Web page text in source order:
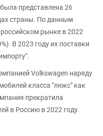
представлена 26
страны. По данным
рынке в 2022
В 2023 году их поставки
Volkswagen наряду
класса "люкс" как
прекратила
в Россию в 2022 году.